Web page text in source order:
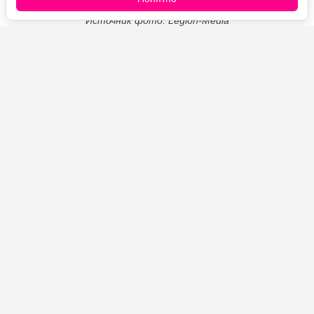
Источник фото: Legion-Media